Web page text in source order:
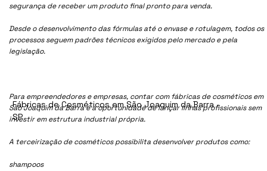
segurança de receber um produto final pronto para venda.
Desde o desenvolvimento das fórmulas até o envase e rotulagem, todos os
processos seguem padrões técnicos exigidos pelo mercado e pela
legislação.
Para empreendedores e empresas, contar com fábricas de cosméticos em
São Joaquim da Barra é a oportunidade de lançar linhas profissionais sem
investir em estrutura industrial própria.
A terceirização de cosméticos possibilita desenvolver produtos como:
shampoos
Fábricas de Cosméticos em São Joaquim da Barra -
SP